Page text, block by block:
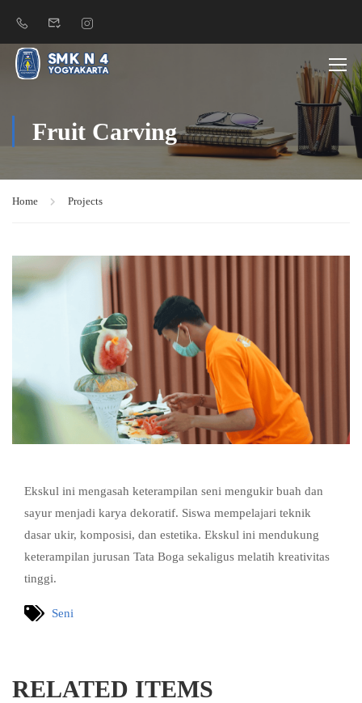
Fruit Carving
Home Projects
Ekskul ini mengasah keterampilan seni mengukir buah dan
sayur menjadi karya dekoratif. Siswa mempelajari teknik
dasar ukir, komposisi, dan estetika. Ekskul ini mendukung
keterampilan jurusan Tata Boga sekaligus melatih kreativitas
tinggi.
Seni
RELATED ITEMS